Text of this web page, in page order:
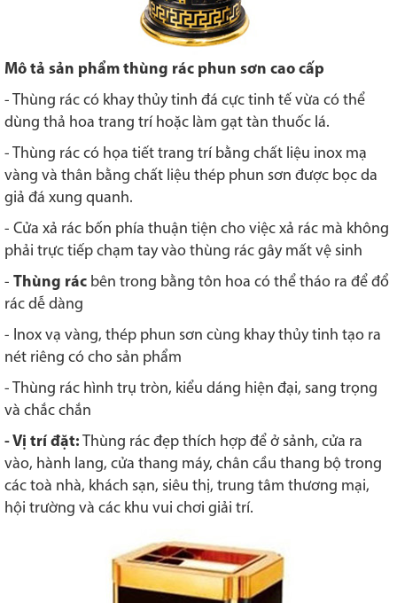
Mô tả sản phẩm thùng rác phun sơn cao cấp
- Thùng rác có khay thủy tinh đá cực tinh tế vừa có thể
dùng thả hoa trang trí hoặc làm gạt tàn thuốc lá.
- Thùng rác có họa tiết trang trí bằng chất liệu inox mạ
vàng và thân bằng chất liệu thép phun sơn được bọc da
giả đá xung quanh.
- Cửa xả rác bốn phía thuận tiện cho việc xả rác mà không
phải trực tiếp chạm tay vào thùng rác gây mất vệ sinh
- Thùng rác bên trong bằng tôn hoa có thể tháo ra để đổ
rác dễ dàng
- Inox vạ vàng, thép phun sơn cùng khay thủy tinh tạo ra
nét riêng có cho sản phẩm
- Thùng rác hình trụ tròn, kiểu dáng hiện đại, sang trọng
và chắc chắn
- Vị trí đặt: Thùng rác đẹp thích hợp để ở sảnh, cửa ra
vào, hành lang, cửa thang máy, chân cầu thang bộ trong
các toà nhà, khách sạn, siêu thị, trung tâm thương mại,
hội trường và các khu vui chơi giải trí.